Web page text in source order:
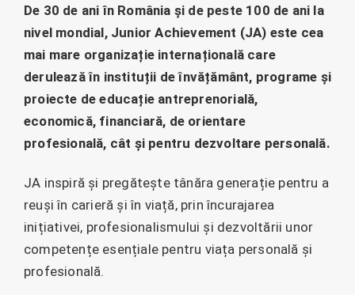
De 30 de ani în România și de peste 100 de ani la
nivel mondial, Junior Achievement (JA) este cea
mai mare organizație internațională care
derulează în instituții de învățământ, programe și
proiecte de educație antreprenorială,
economică, financiară, de orientare
profesională, cât și pentru dezvoltare personală.
JA inspiră și pregătește tânăra generație pentru a
reuși în carieră și în viață, prin încurajarea
inițiativei, profesionalismului și dezvoltării unor
competențe esențiale pentru viața personală și
profesională.